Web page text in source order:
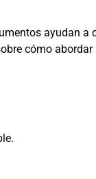
ayudan a
cómo abordar